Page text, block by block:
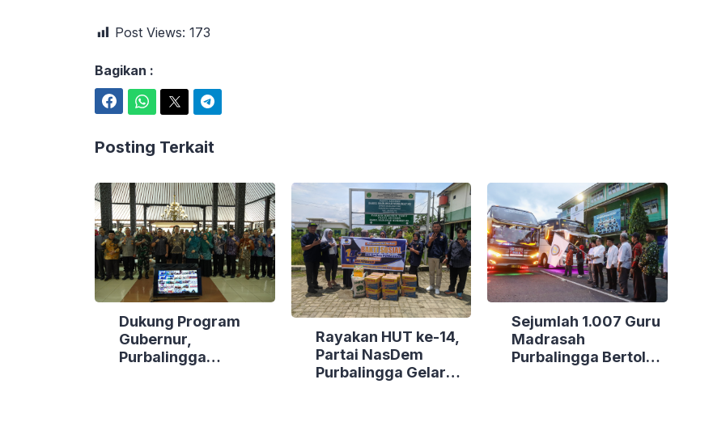
Post Views: 173
Bagikan :
Posting Terkait
Dukung Program
Gubernur,
Purbalingga
Rayakan HUT ke-14,
Partai NasDem
Purbalingga Gelar
Sejumlah 1.007 Guru
Madrasah
Purbalingga Bertolak